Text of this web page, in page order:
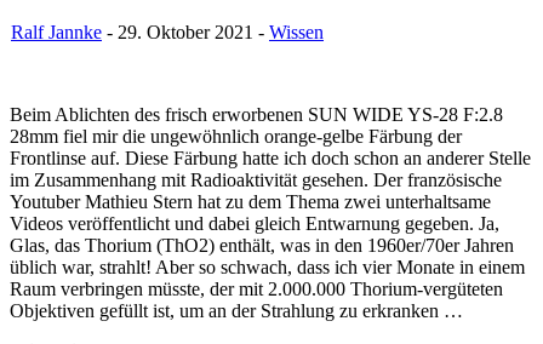
Ralf Jannke - 29. Oktober 2021 - Wissen
Beim Ablichten des frisch erworbenen SUN WIDE YS-28 F:2.8
28mm fiel mir die ungewöhnlich orange-gelbe Färbung der
Frontlinse auf. Diese Färbung hatte ich doch schon an anderer Stelle
im Zusammenhang mit Radioaktivität gesehen. Der französische
Youtuber Mathieu Stern hat zu dem Thema zwei unterhaltsame
Videos veröffentlicht und dabei gleich Entwarnung gegeben. Ja,
Glas, das Thorium (ThO2) enthält, was in den 1960er/70er Jahren
üblich war, strahlt! Aber so schwach, dass ich vier Monate in einem
Raum verbringen müsste, der mit 2.000.000 Thorium-vergüteten
Objektiven gefüllt ist, um an der Strahlung zu erkranken …